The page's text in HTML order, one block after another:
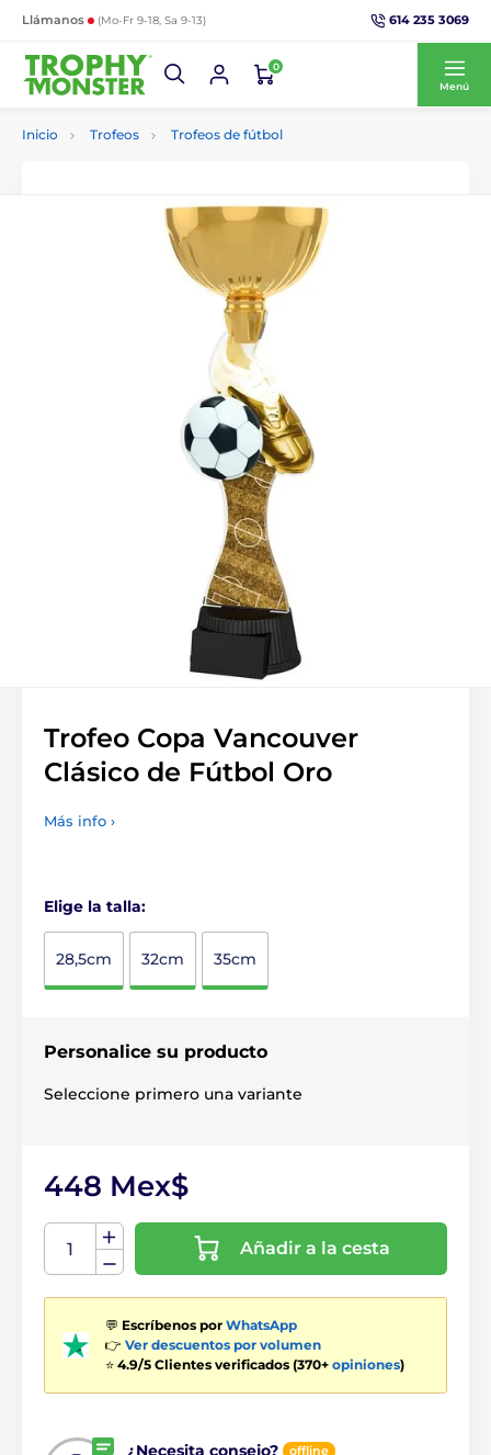
Llámanos (Mo-Fr 9-18, Sa 9-13) 614 235 3069
0
Menú
Inicio Trofeos Trofeos de fútbol
Trofeo Copa Vancouver
Clásico de Fútbol Oro
Más info ›
Elige la talla:
28,5cm 32cm 35cm
Personalice su producto
Seleccione primero una variante
448 Mex$
Añadir a la cesta
💬 Escríbenos por WhatsApp
👉 Ver descuentos por volumen
⭐ 4.9/5 Clientes verificados (370+ opiniones)
¿Necesita consejo? offline